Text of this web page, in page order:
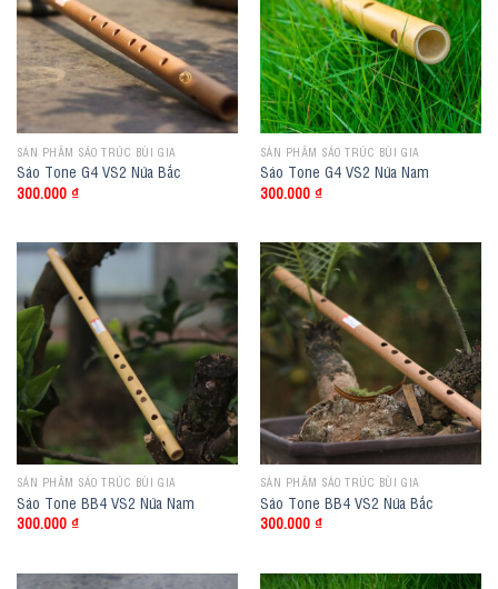
SẢN PHẨM SÁO TRÚC BÙI GIA
Sáo Tone G4 VS2 Nứa Bắc
300.000 ₫
SẢN PHẨM SÁO TRÚC BÙI GIA
Sáo Tone G4 VS2 Nứa Nam
300.000 ₫
SẢN PHẨM SÁO TRÚC BÙI GIA
Sáo Tone BB4 VS2 Nứa Nam
300.000 ₫
SẢN PHẨM SÁO TRÚC BÙI GIA
Sáo Tone BB4 VS2 Nứa Bắc
300.000 ₫